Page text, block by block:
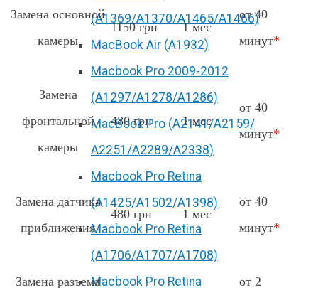
(A1369/A1370/A1465/A1466)
MacBook Air (A1932)
Macbook Pro 2009-2012
(A1297/A1278/A1286)
MacBook Pro (А2141/А2159/
А2251/A2289/A2338)
Macbook Pro Retina
(А1425/A1502/A1398)
Macbook Pro Retina
(А1706/A1707/A1708)
Macbook Pro Retina
Замена основной
камеры
1150 грн 1 мес
от 40
минут*
Замена
фронтальной
камеры
480 грн 1 мес
от 40
минут*
Замена датчика
приближения
480 грн 1 мес
от 40
минут*
Замена разъема
от 2